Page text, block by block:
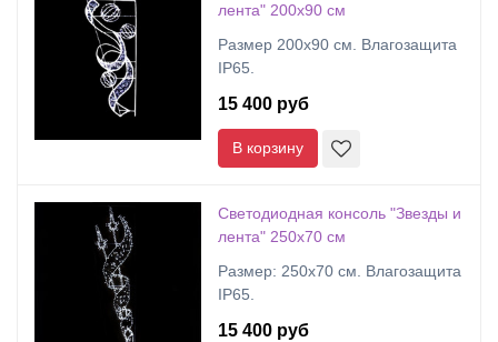
лента" 200х90 см
Размер 200х90 см. Влагозащита
IP65.
15 400 руб
В корзину
Светодиодная консоль "Звезды и
лента" 250х70 см
Размер: 250х70 см. Влагозащита
IP65.
15 400 руб